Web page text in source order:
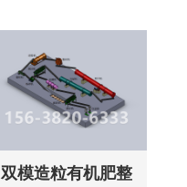
双模造粒有机肥整